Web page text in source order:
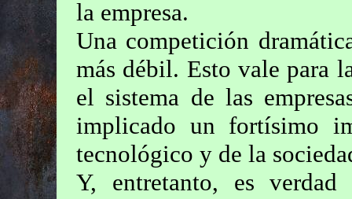
la empresa.
Una competición
más débil. Esto vale para
el sistema de las
implicado un fortísimo
tecnológico y de la
Y, entretanto, es